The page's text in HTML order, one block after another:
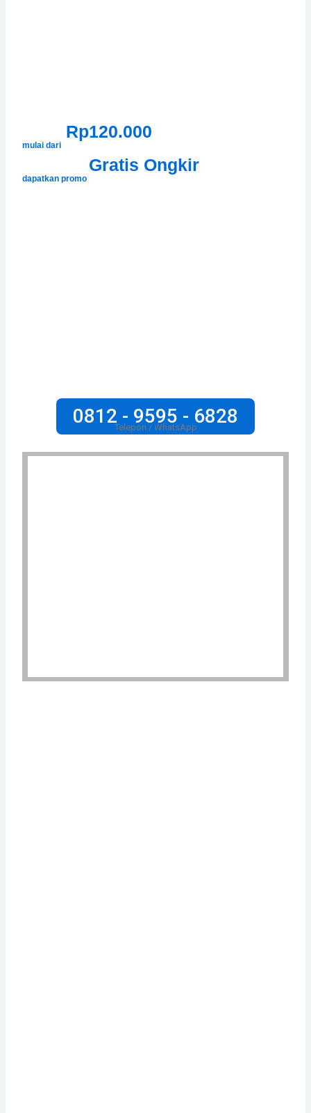
mulai dari
Rp120.000
dapatkan promo
Gratis Ongkir
0812 - 9595 - 6828
Telepon / WhatsApp